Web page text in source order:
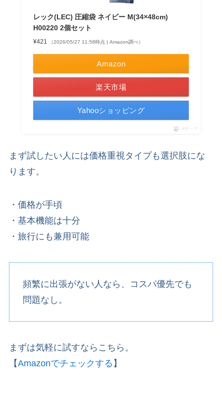
レック(LEC) 圧縮袋 ネイビー M(34×48cm)
H00220 2個セット
¥421 （2026/05/27 11:58時点 | Amazon調べ）
Amazon
楽天市場
Yahooショッピング
ポチップ
まず試したい人には価格重視タイプも選択肢にな
ります。
・価格が手頃
・基本機能は十分
・旅行にも兼用可能
頻繁に出張がない人なら、コスパ優先でも
問題なし。
まずは気軽に試すならこちら。
【Amazonでチェックする 】